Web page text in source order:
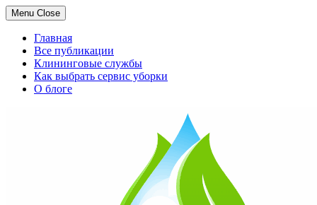
Menu Close
Главная
Все публикации
Клининговые службы
Как выбрать сервис уборки
О блоге